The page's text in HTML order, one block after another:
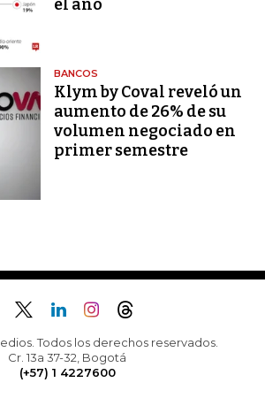
el año
BANCOS
Klym by Coval reveló un
aumento de 26% de su
volumen negociado en
primer semestre
Todos los derechos reservados.
Cr. 13a 37-32, Bogotá
(+57) 1 4227600